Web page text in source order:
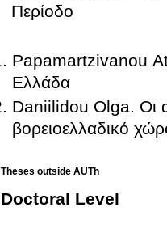
Περίοδο
Papamartzivanou
Ελλάδα
Daniilidou Olga. Οι
βορειοελλαδικό
Theses outside AUTh
Doctoral Level